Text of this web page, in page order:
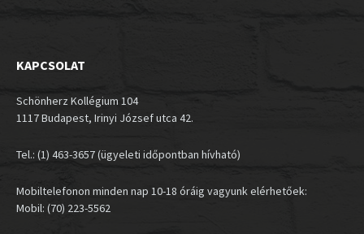
KAPCSOLAT
Schönherz Kollégium 104
1117 Budapest, Irinyi József utca 42.
Tel.: (1) 463-3657 (ügyeleti időpontban hívható)
Mobiltelefonon minden nap 10-18 óráig vagyunk elérhetőek:
Mobil: (70) 223-5562